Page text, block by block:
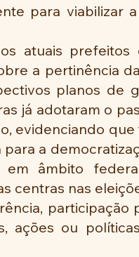
para viabilizar
atuais prefeitos
a pertinência
planos de
já adotaram o
evidenciando
a
âmbito
centras nas
ações ou